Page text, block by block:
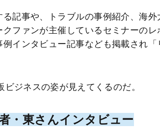
記事や、トラブルの事例紹介、海
ファンが主催しているセミナーの
インタビュー記事なども掲載され
ビジネスの姿が見えてくるのだ。
・東さんインタビュー